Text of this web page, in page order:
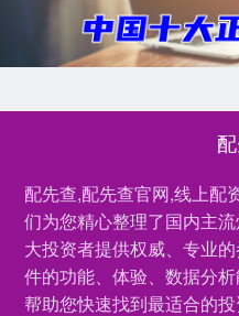
配先查,配先查官网,线上配
们为您精心整理了国内主
大投资者提供权威、专业
件的功能、体验、数据分
帮助您快速找到最适合的